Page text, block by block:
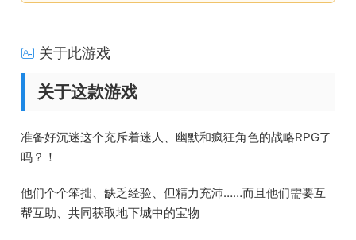
关于此游戏
关于这款游戏
准备好沉迷这个充斥着迷人、幽默和疯狂角色的战略RPG了
吗？！
他们个个笨拙、缺乏经验、但精力充沛……而且他们需要互
帮互助、共同获取地下城中的宝物